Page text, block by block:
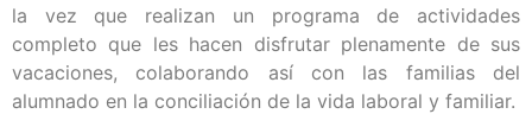
la vez que realizan un programa de actividades
completo que les hacen disfrutar plenamente de sus
vacaciones, colaborando así con las familias del
alumnado en la conciliación de la vida laboral y familiar.